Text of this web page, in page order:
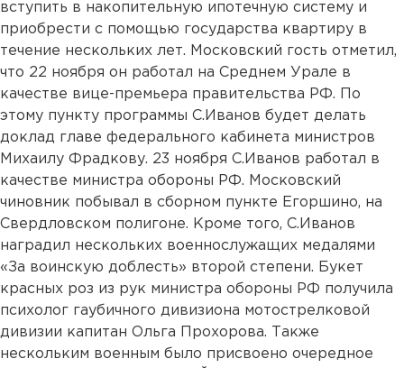
вступить в накопительную ипотечную систему и
приобрести с помощью государства квартиру в
течение нескольких лет. Московский гость отметил,
что 22 ноября он работал на Среднем Урале в
качестве вице-премьера правительства РФ. По
этому пункту программы С.Иванов будет делать
доклад главе федерального кабинета министров
Михаилу Фрадкову. 23 ноября С.Иванов работал в
качестве министра обороны РФ. Московский
чиновник побывал в сборном пункте Егоршино, на
Свердловском полигоне. Кроме того, С.Иванов
наградил нескольких военнослужащих медалями
«За воинскую доблесть» второй степени. Букет
красных роз из рук министра обороны РФ получила
психолог гаубичного дивизиона мотострелковой
дивизии капитан Ольга Прохорова. Также
нескольким военным было присвоено очередное